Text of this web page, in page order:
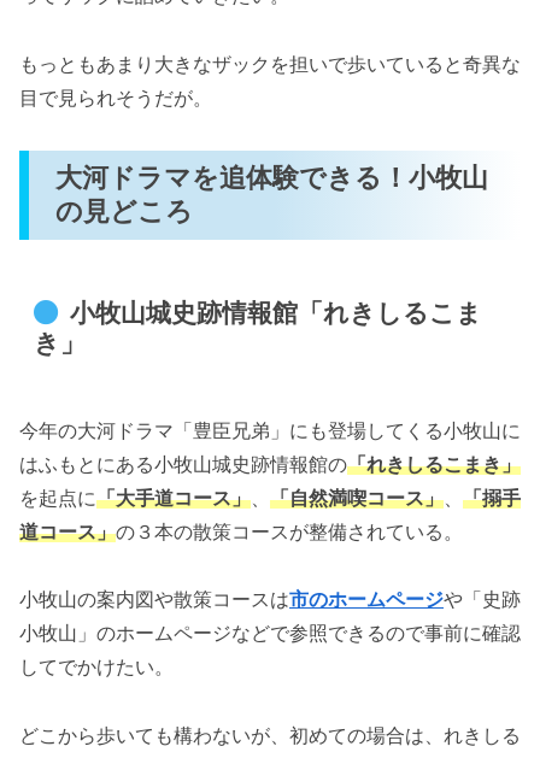
もっともあまり大きなザックを担いで歩いていると奇異な
目で見られそうだが。
大河ドラマを追体験できる！小牧山
の見どころ
小牧山城史跡情報館「れきしるこま
き」
今年の大河ドラマ「豊臣兄弟」にも登場してくる小牧山に
はふもとにある小牧山城史跡情報館の「れきしるこまき」
を起点に「大手道コース」 「自然満喫コース」
「搦手
道コース」の３本の散策コースが整備されている。
小牧山の案内図や散策コースは市のホームページや「史跡
小牧山」のホームページなどで参照できるので事前に確認
してでかけたい。
どこから歩いても構わないが、初めての場合は、れきしる